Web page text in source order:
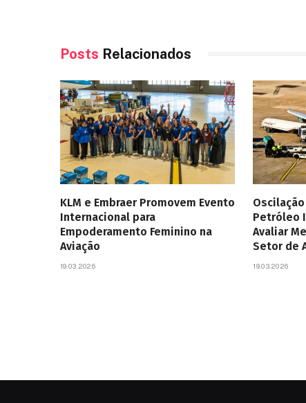
Posts Relacionados
KLM e Embraer Promovem Evento
Internacional para
Empoderamento Feminino na
Aviação
19.03.2026
Petróleo
Avaliar
Setor de
19.03.2026